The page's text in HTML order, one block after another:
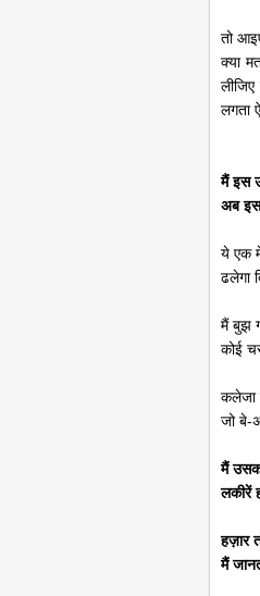
तो
क्या
लगता
मैं इस
अब
ये एक
ढलेगा
मैं बुझ
कोई
कलेजा
जो बे-
मैं
लकीरें
हज़ार
मैं